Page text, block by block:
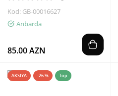
Kod: GB-00016627
Anbarda
85.00 AZN
AKSIYA -26 % Top